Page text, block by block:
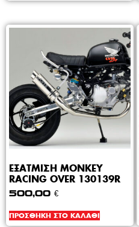
ΕΞΑΤΜΙΣΗ MONKEY
RACING OVER 130139R
500,00 €
ΠΡΟΣΘΉΚΗ ΣΤΟ ΚΑΛΆΘΙ